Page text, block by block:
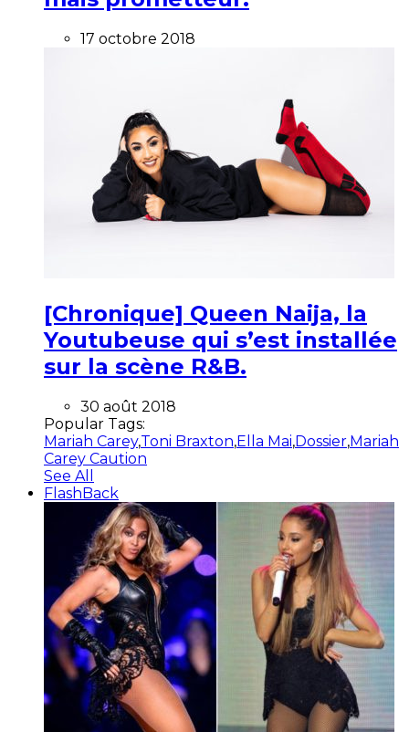
17 octobre 2018
[Chronique] Queen Naija, la
Youtubeuse qui s’est installée
sur la scène R&B.
30 août 2018
Popular Tags:
Mariah Carey,Toni Braxton,Ella Mai,Dossier,Mariah
Carey Caution
See All
FlashBack